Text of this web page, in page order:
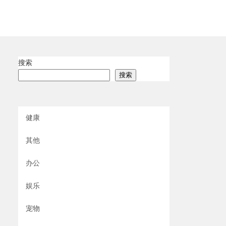
搜索
搜索
健康
其他
办公
娱乐
宠物